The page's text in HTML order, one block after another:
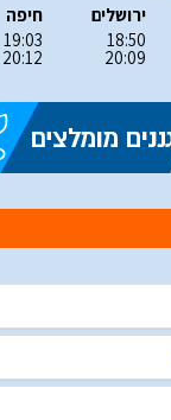
ירושלים
18:50
20:09
חיפה
19:03
20:12